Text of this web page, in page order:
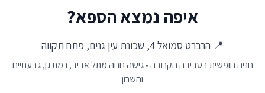
איפה נמצא הספא?
📍 הרברט סמואל 4, שכונת עין גנים, פתח תקווה
חניה חופשית בסביבה הקרובה • גישה נוחה מתל אביב, רמת גן, גבעתיים
והשרון